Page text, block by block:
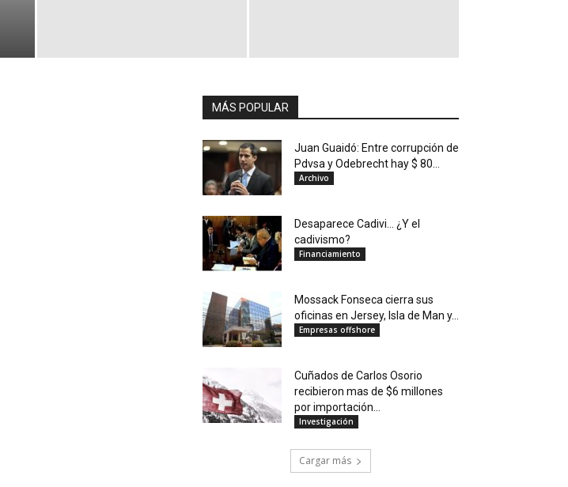
MÁS POPULAR
Juan Guaidó: Entre corrupción de
Pdvsa y Odebrecht hay $ 80...
Archivo
Desaparece Cadivi… ¿Y el
cadivismo?
Financiamiento
Mossack Fonseca cierra sus
oficinas en Jersey, Isla de Man y...
Empresas offshore
Cuñados de Carlos Osorio
recibieron mas de $6 millones
por importación...
Investigación
Cargar más